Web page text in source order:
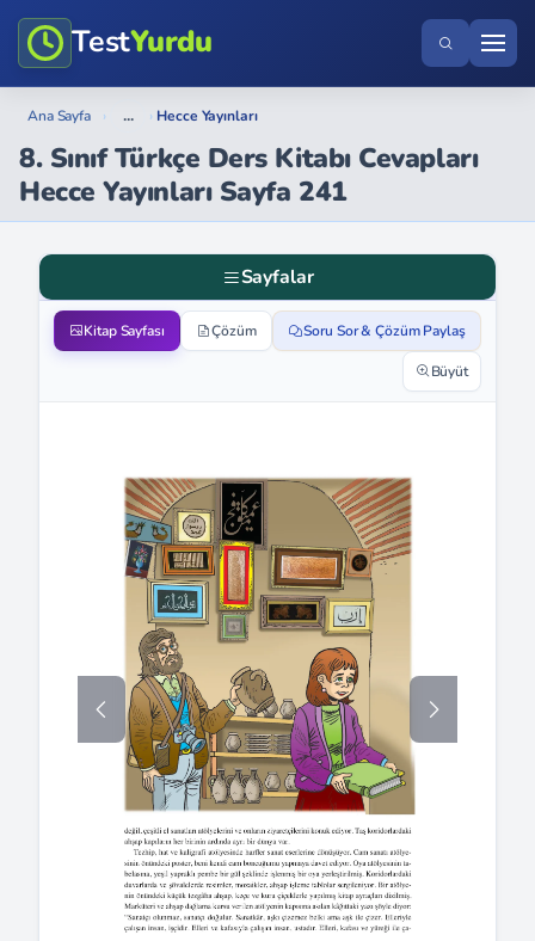
TestYurdu
Ana Sayfa › ... › Hecce Yayınları
8. Sınıf Türkçe Ders Kitabı Cevapları
Hecce Yayınları Sayfa 241
Sayfalar
Kitap Sayfası Çözüm Soru Sor & Çözüm Paylaş
Büyüt